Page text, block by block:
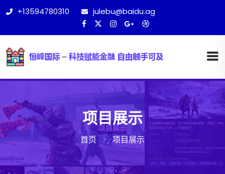
+13594780310 julebu@baidu.ag
项目展示
首页 项目展示